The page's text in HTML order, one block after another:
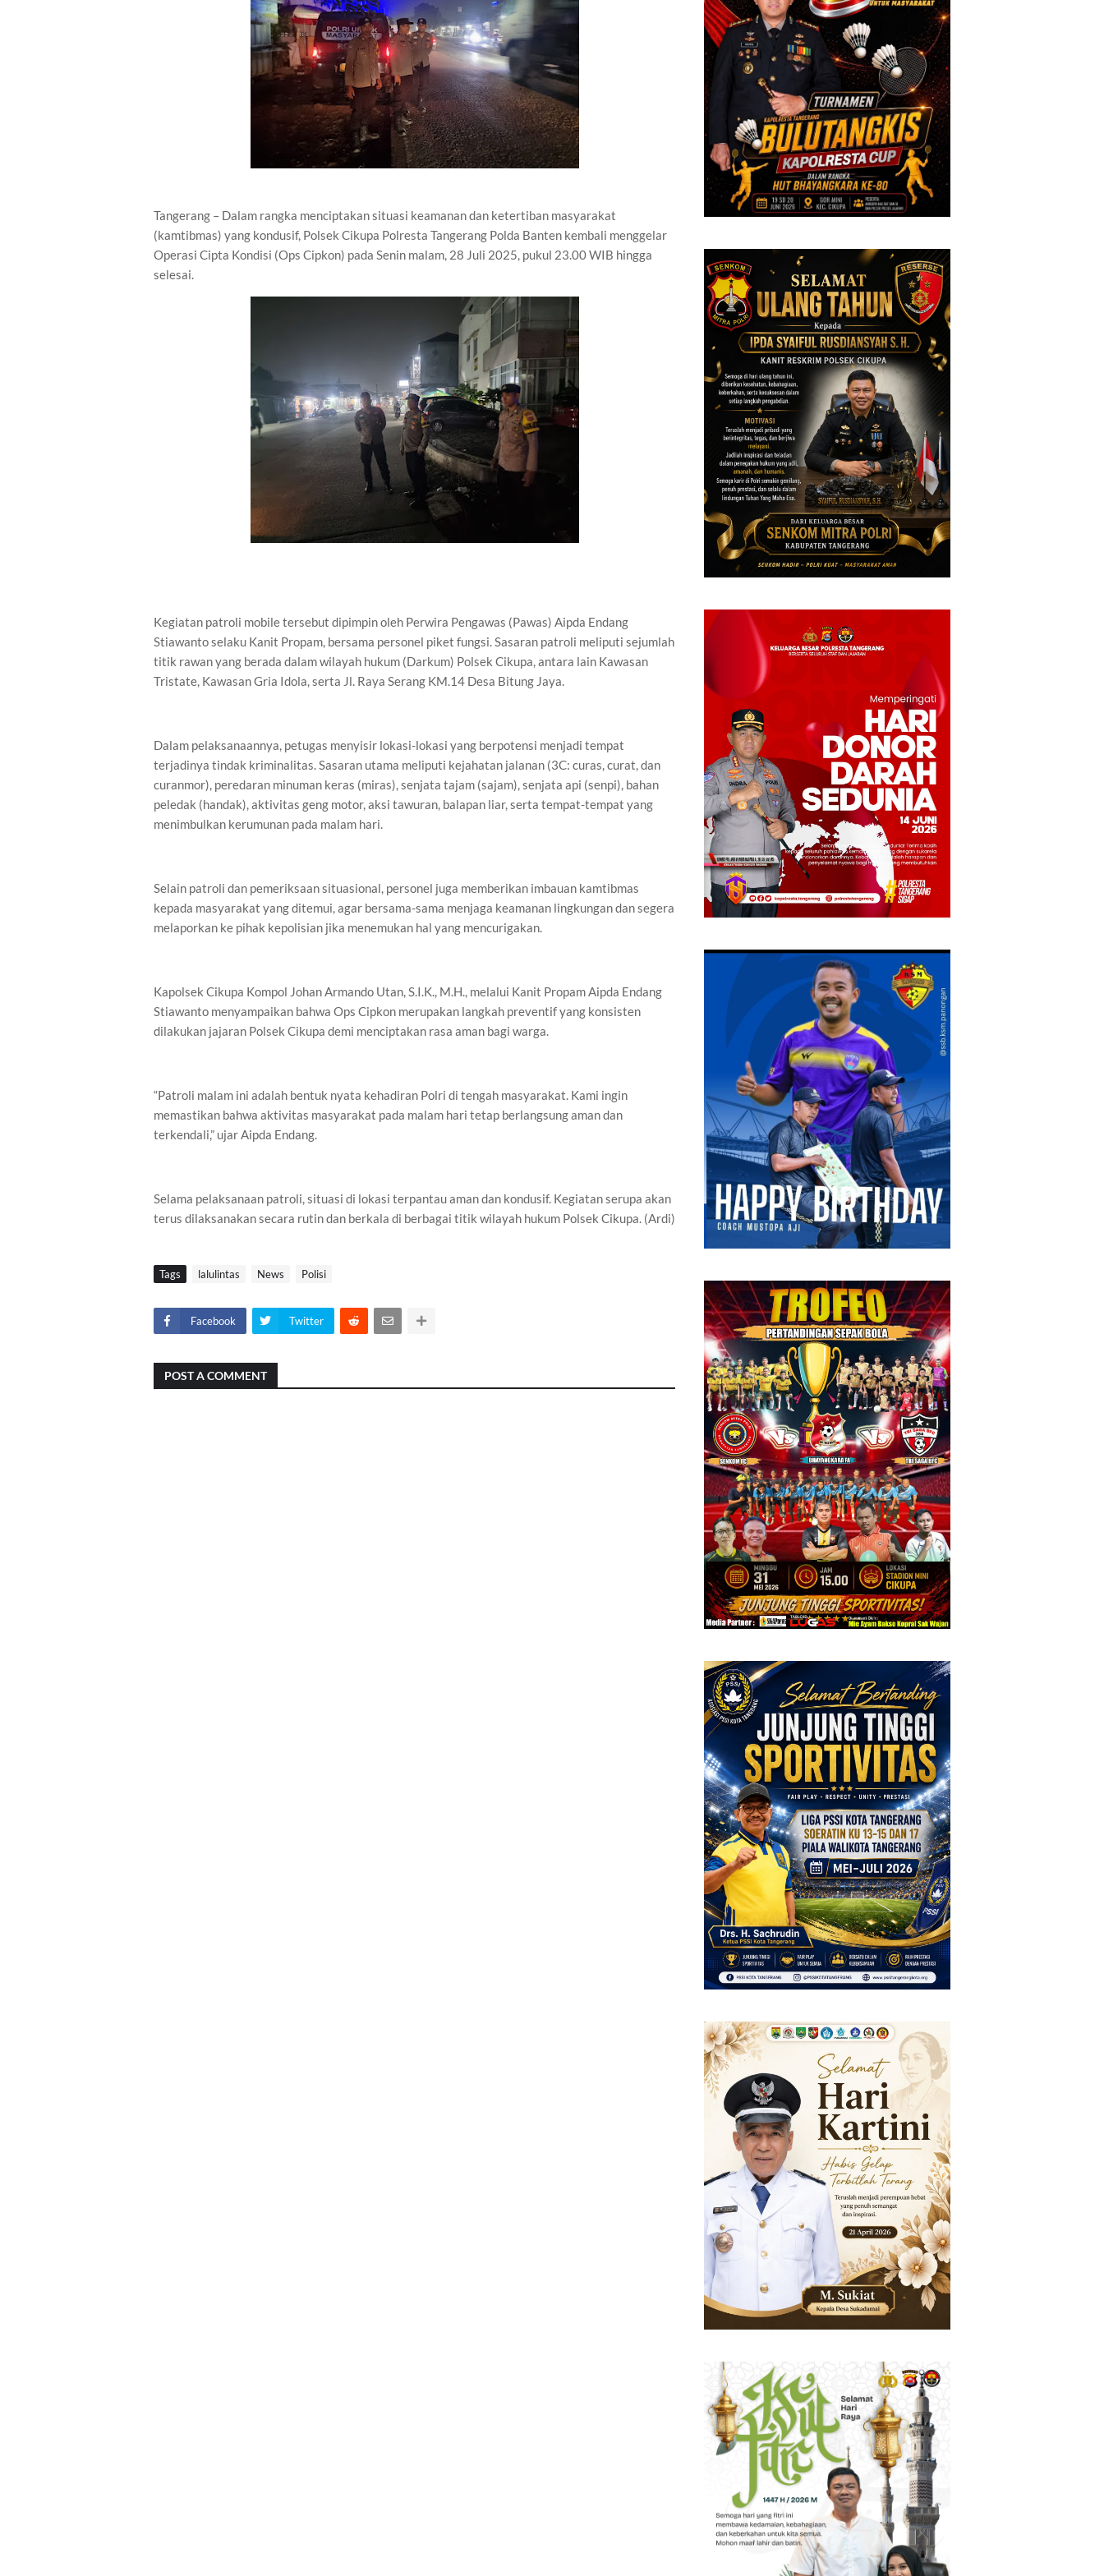
Tangerang – Dalam rangka menciptakan situasi keamanan dan ketertiban masyarakat
(kamtibmas) yang kondusif, Polsek Cikupa Polresta Tangerang Polda Banten kembali menggelar
Operasi Cipta Kondisi (Ops Cipkon) pada Senin malam, 28 Juli 2025, pukul 23.00 WIB hingga
selesai.
Kegiatan patroli mobile tersebut dipimpin oleh Perwira Pengawas (Pawas) Aipda Endang
Stiawanto selaku Kanit Propam, bersama personel piket fungsi. Sasaran patroli meliputi sejumlah
titik rawan yang berada dalam wilayah hukum (Darkum) Polsek Cikupa, antara lain Kawasan
Tristate, Kawasan Gria Idola, serta Jl. Raya Serang KM.14 Desa Bitung Jaya.
Dalam pelaksanaannya, petugas menyisir lokasi-lokasi yang berpotensi menjadi tempat
terjadinya tindak kriminalitas. Sasaran utama meliputi kejahatan jalanan (3C: curas, curat, dan
curanmor), peredaran minuman keras (miras), senjata tajam (sajam), senjata api (senpi), bahan
peledak (handak), aktivitas geng motor, aksi tawuran, balapan liar, serta tempat-tempat yang
menimbulkan kerumunan pada malam hari.
Selain patroli dan pemeriksaan situasional, personel juga memberikan imbauan kamtibmas
kepada masyarakat yang ditemui, agar bersama-sama menjaga keamanan lingkungan dan segera
melaporkan ke pihak kepolisian jika menemukan hal yang mencurigakan.
Kapolsek Cikupa Kompol Johan Armando Utan, S.I.K., M.H., melalui Kanit Propam Aipda Endang
Stiawanto menyampaikan bahwa Ops Cipkon merupakan langkah preventif yang konsisten
dilakukan jajaran Polsek Cikupa demi menciptakan rasa aman bagi warga.
“Patroli malam ini adalah bentuk nyata kehadiran Polri di tengah masyarakat. Kami ingin
memastikan bahwa aktivitas masyarakat pada malam hari tetap berlangsung aman dan
terkendali,” ujar Aipda Endang.
Selama pelaksanaan patroli, situasi di lokasi terpantau aman dan kondusif. Kegiatan serupa akan
terus dilaksanakan secara rutin dan berkala di berbagai titik wilayah hukum Polsek Cikupa. (Ardi)
Tags lalulintas News Polisi
Facebook Twitter
POST A COMMENT